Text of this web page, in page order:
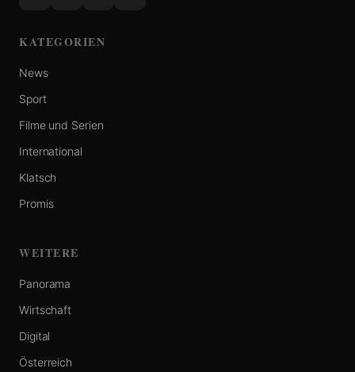
KATEGORIEN
News
Sport
Filme und Serien
International
Klatsch
Promis
WEITERE
Panorama
Wirtschaft
Digital
Österreich